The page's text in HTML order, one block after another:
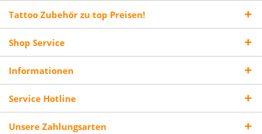
Tattoo Zubehör zu top Preisen!
Shop Service
Informationen
Service Hotline
Unsere Zahlungsarten